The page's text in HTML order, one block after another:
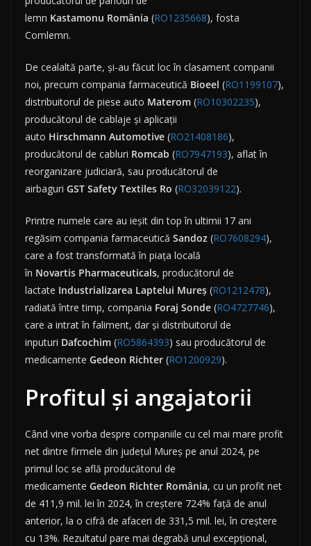
lemn Kastamonu România (RO1235668), fosta
Comlemn.
De cealaltă parte, și-au făcut loc în clasament companii
noi, precum compania farmaceutică Bioeel (RO1199107),
distribuitorul de piese auto Materom (RO10302235),
producătorul de cablaje și aplicații
auto Hirschmann Automotive (RO21408186),
producătorul de cabluri Romcab (RO7947193), aflat în
reorganizare judiciară, sau producătorul de
airbaguri GST Safety Textiles Ro (RO32039122).
Printre numele care au ieșit din top în ultimii 17 ani
regăsim compania farmaceutică Sandoz (RO7608294),
care a fost transformată în piața locală
în Novartis Pharmaceuticals, producătorul de
lactate Industrializarea Laptelui Mureș (RO1212478),
radiată între timp, compania Foraj Sonde (RO4727746),
care a intrat în faliment, dar și distribuitorul de
inputuri Dafcochim (RO5864393) sau producătorul de
medicamente Gedeon Richter (RO1200929).
Profitul și angajatorii
Când vine vorba despre companiile cu cel mai mare profit
net dintre firmele din județul Mureș pe anul 2024, pe
primul loc se află producătorul de
medicamente Gedeon Richter România, cu un profit net
de 411,9 mil. lei în 2024, în creștere 724% față de anul
anterior, la o cifră de afaceri de 331,5 mil. lei, în creștere
cu 13%. Rezultatul pare mai degrabă unul excepțional,